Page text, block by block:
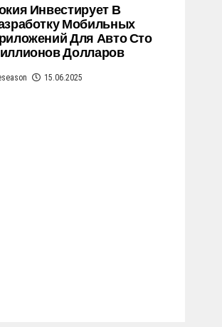
Инвестирует В
Мобильных
Для Авто Сто
Долларов
15.06.2025